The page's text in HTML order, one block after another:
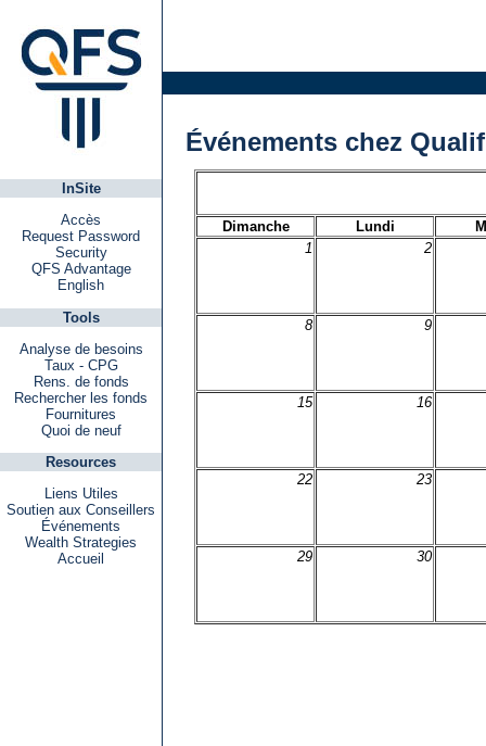
InSite
Accès
Request Password
Security
QFS Advantage
English
Tools
Analyse de besoins
Taux - CPG
Rens. de fonds
Rechercher les fonds
Fournitures
Quoi de neuf
Resources
Liens Utiles
Soutien aux Conseillers
Événements
Wealth Strategies
Accueil
Événements chez
Dimanche Lundi
1
2
8 9
15 16
22 23
29 30